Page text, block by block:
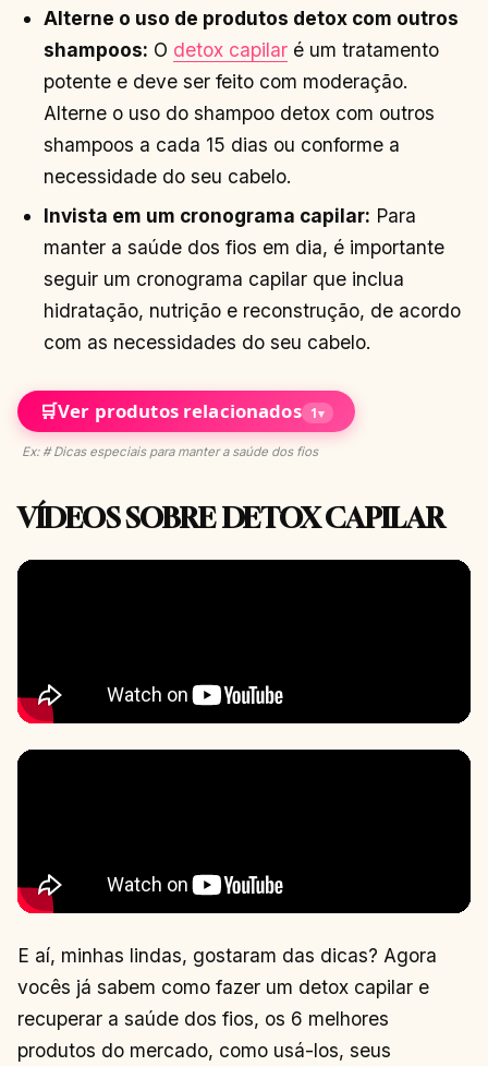
Alterne o uso de produtos detox com outros
shampoos: O detox capilar é um tratamento
potente e deve ser feito com moderação.
Alterne o uso do shampoo detox com outros
shampoos a cada 15 dias ou conforme a
necessidade do seu cabelo.
Invista em um cronograma capilar: Para
manter a saúde dos fios em dia, é importante
seguir um cronograma capilar que inclua
hidratação, nutrição e reconstrução, de acordo
com as necessidades do seu cabelo.
🛒Ver produtos relacionados 1▾
Ex: # Dicas especiais para manter a saúde dos fios
VÍDEOS SOBRE DETOX CAPILAR
E aí, minhas lindas, gostaram das dicas? Agora
vocês já sabem como fazer um detox capilar e
recuperar a saúde dos fios, os 6 melhores
produtos do mercado, como usá-los, seus